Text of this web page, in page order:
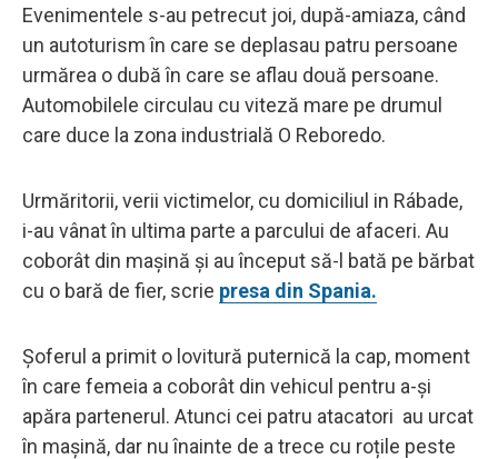
Evenimentele s-au petrecut joi, după-amiaza, când
un autoturism în care se deplasau patru persoane
urmărea o dubă în care se aflau două persoane.
Automobilele circulau cu viteză mare pe drumul
care duce la zona industrială O Reboredo.
Urmăritorii, verii victimelor, cu domiciliul in Rábade,
i-au vânat în ultima parte a parcului de afaceri. Au
coborât din mașină și au început să-l bată pe bărbat
cu o bară de fier, scrie presa din Spania.
Șoferul a primit o lovitură puternică la cap, moment
în care femeia a coborât din vehicul pentru a-și
apăra partenerul. Atunci cei patru atacatori au urcat
în mașină, dar nu înainte de a trece cu roțile peste